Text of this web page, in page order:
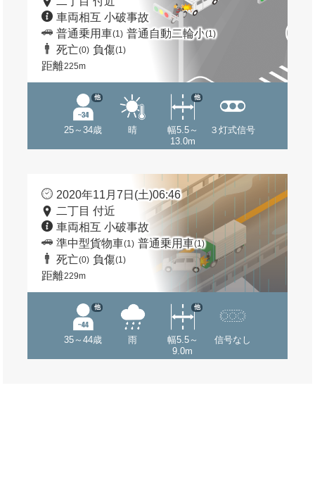
車両相互 小破事故
普通乗用車(1) 普通自動二輪小(1)
死亡(0) 負傷(1)
距離225m
25～34歳
他
晴
幅5.5～
13.0m
他
３灯式信号
2020年11月7日(土)06:46
二丁目 付近
車両相互 小破事故
準中型貨物車(1) 普通乗用車(1)
死亡(0) 負傷(1)
距離229m
35～44歳
他
雨
幅5.5～
9.0m
他
信号なし